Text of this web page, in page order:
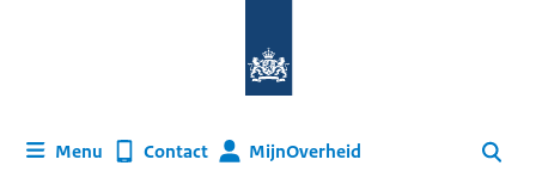
homepage
Menu Contact MijnOverheid Zoeken